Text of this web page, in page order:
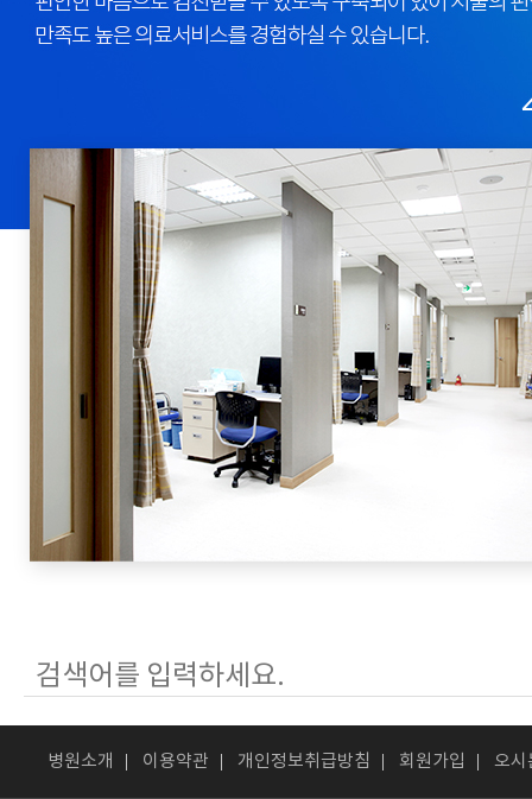
병원소개 이용약관 개인정보취급방침 회원가입 오시